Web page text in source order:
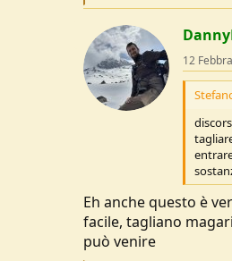
c
t
i
o
n
s
12
Eh anche questo è
facile, tagliano
può venire